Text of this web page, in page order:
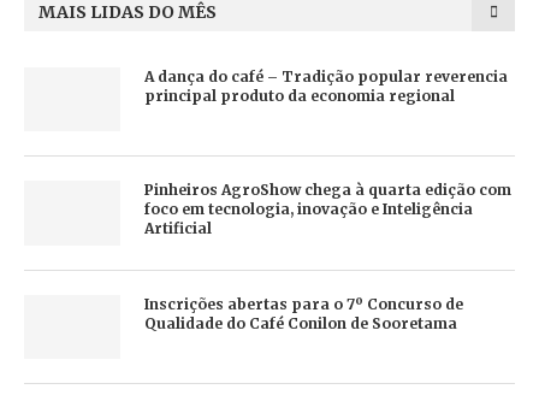
MAIS LIDAS DO MÊS
A dança do café – Tradição popular reverencia
principal produto da economia regional
Pinheiros AgroShow chega à quarta edição com
foco em tecnologia, inovação e Inteligência
Artificial
Inscrições abertas para o 7º Concurso de
Qualidade do Café Conilon de Sooretama